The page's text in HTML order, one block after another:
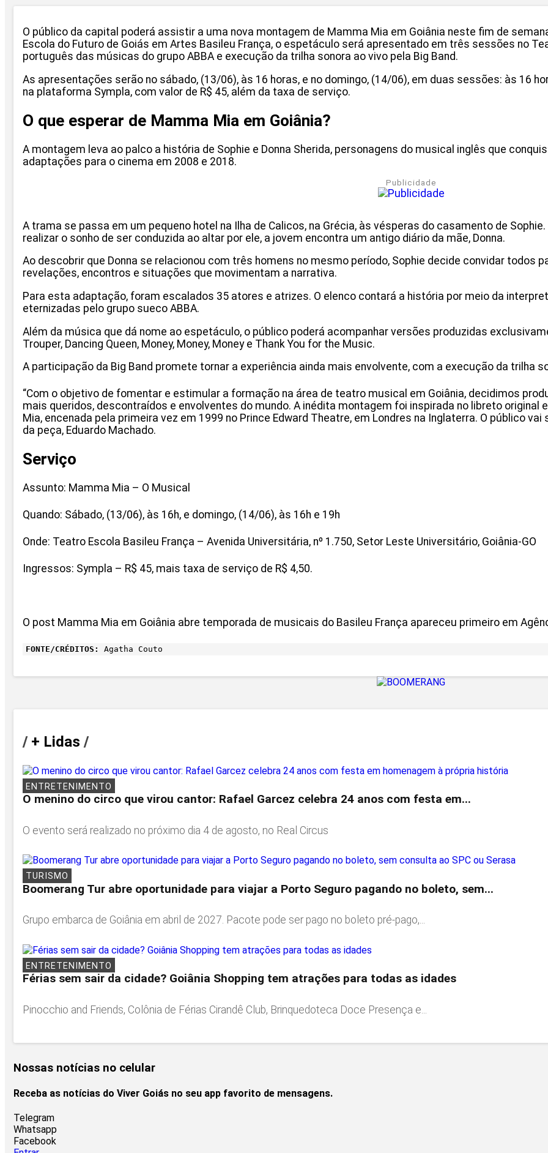
O público da capital poderá assistir a uma nova montagem de Mamma Mia em Goiânia neste fim de
Escola do Futuro de Goiás em Artes Basileu França, o espetáculo será apresentado em três sessões no
português das músicas do grupo ABBA e execução da trilha sonora ao vivo pela Big Band.
As apresentações serão no sábado, (13/06), às 16 horas, e no domingo, (14/06), em duas sessões: às 16
na plataforma Sympla, com valor de R$ 45, além da taxa de serviço.
O que esperar de Mamma Mia em Goiânia?
A montagem leva ao palco a história de Sophie e Donna Sherida, personagens do musical inglês que
adaptações para o cinema em 2008 e 2018.
Publicidade
A trama se passa em um pequeno hotel na Ilha de Calicos, na Grécia, às vésperas do casamento de
realizar o sonho de ser conduzida ao altar por ele, a jovem encontra um antigo diário da mãe, Donna.
Ao descobrir que Donna se relacionou com três homens no mesmo período, Sophie decide convidar todos
revelações, encontros e situações que movimentam a narrativa.
Para esta adaptação, foram escalados 35 atores e atrizes. O elenco contará a história por meio da
eternizadas pelo grupo sueco ABBA.
Além da música que dá nome ao espetáculo, o público poderá acompanhar versões produzidas
Trouper, Dancing Queen, Money, Money, Money e Thank You for the Music.
A participação da Big Band promete tornar a experiência ainda mais envolvente, com a execução da trilha
“Com o objetivo de fomentar e estimular a formação na área de teatro musical em Goiânia, decidimos
mais queridos, descontraídos e envolventes do mundo. A inédita montagem foi inspirada no libreto original
Mia, encenada pela primeira vez em 1999 no Prince Edward Theatre, em Londres na Inglaterra. O público
da peça, Eduardo Machado.
Serviço
Assunto: Mamma Mia – O Musical
Quando: Sábado, (13/06), às 16h, e domingo, (14/06), às 16h e 19h
Onde: Teatro Escola Basileu França – Avenida Universitária, nº 1.750, Setor Leste Universitário, Goiânia-GO
Ingressos: Sympla – R$ 45, mais taxa de serviço de R$ 4,50.
O post Mamma Mia em Goiânia abre temporada de musicais do Basileu França apareceu primeiro em
FONTE/CRÉDITOS: Agatha Couto
/+ Lidas /
ENTRETENIMENTO
O menino do circo que virou cantor: Rafael Garcez celebra 24 anos com festa em...
O evento será realizado no próximo dia 4 de agosto, no Real Circus
TURISMO
Boomerang Tur abre oportunidade para viajar a Porto Seguro pagando no boleto, sem...
Grupo embarca de Goiânia em abril de 2027. Pacote pode ser pago no boleto pré-pago,...
ENTRETENIMENTO
Férias sem sair da cidade? Goiânia Shopping tem atrações para todas as idades
Pinocchio and Friends, Colônia de Férias Cirandê Club, Brinquedoteca Doce Presença e...
Nossas notícias no celular
Receba as notícias do Viver Goiás no seu app favorito de mensagens.
Telegram
Whatsapp
Facebook